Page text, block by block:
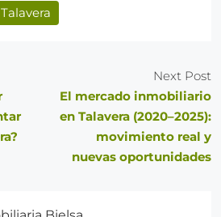
Next Post
El mercado inmobiliario
en Talavera (2020–2025):
movimiento real y
nuevas oportunidades